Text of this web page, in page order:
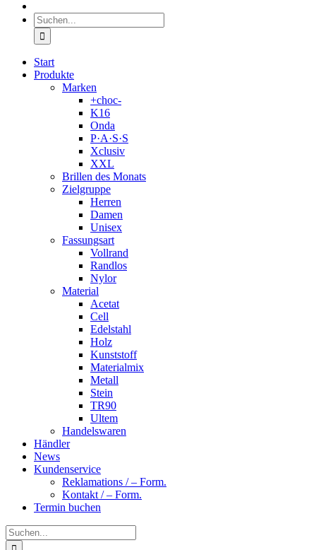
Suche
nach:
Start
Produkte
Marken
+choc-
K16
Onda
P·A·S·S
Xclusiv
XXL
Brillen des Monats
Zielgruppe
Herren
Damen
Unisex
Fassungsart
Vollrand
Randlos
Nylor
Material
Acetat
Cell
Edelstahl
Holz
Kunststoff
Materialmix
Metall
Stein
TR90
Ultem
Handelswaren
Händler
News
Kundenservice
Reklamations / – Form.
Kontakt / – Form.
Termin buchen
Suche
nach: